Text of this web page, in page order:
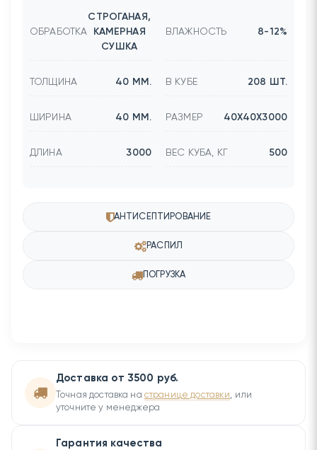
ОБРАБОТКА
СТРОГАНАЯ,
КАМЕРНАЯ
СУШКА
ВЛАЖНОСТЬ 8-12%
ТОЛЩИНА 40 ММ. В КУБЕ 208 ШТ.
ШИРИНА 40 ММ. РАЗМЕР 40Х40Х3000
ДЛИНА 3000 ВЕС КУБА, КГ 500
АНТИСЕПТИРОВАНИЕ
РАСПИЛ
ПОГРУЗКА
Доставка от 3500 руб.
Точная доставка на странице доставки, или
уточните у менеджера
Гарантия качества